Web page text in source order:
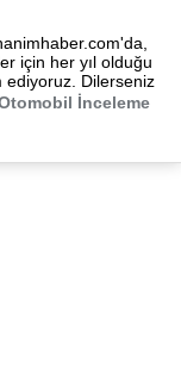
için her yıl olduğu
ediyoruz. Dilerseniz
İnceleme